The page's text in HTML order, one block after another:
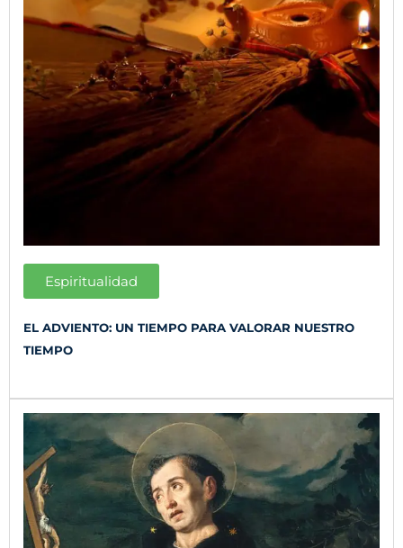
Espiritualidad
EL ADVIENTO: UN TIEMPO PARA VALORAR NUESTRO
TIEMPO